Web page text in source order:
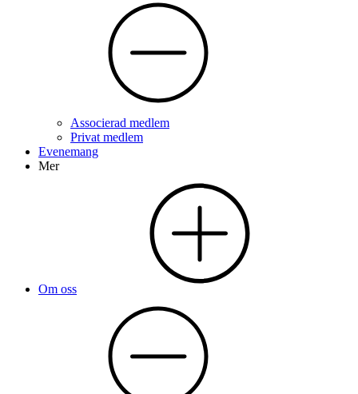
Associerad medlem
Privat medlem
Evenemang
Mer
Om oss